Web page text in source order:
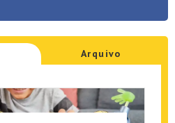
Arquivo